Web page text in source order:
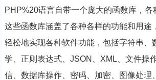
PHP%20语言自带一个庞大的函数库，各
这些函数库涵盖了各种各样的功能和用途
轻松地实现各种软件功能，包括字符串、
学、正则表达式、JSON、XML、文件操
信、数据库操作、密码、加密、图像处理